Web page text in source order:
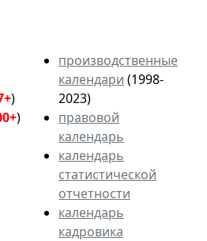
)
)
производственные
календари (1998-
2023)
правовой
календарь
календарь
статистической
отчетности
календарь
кадровика